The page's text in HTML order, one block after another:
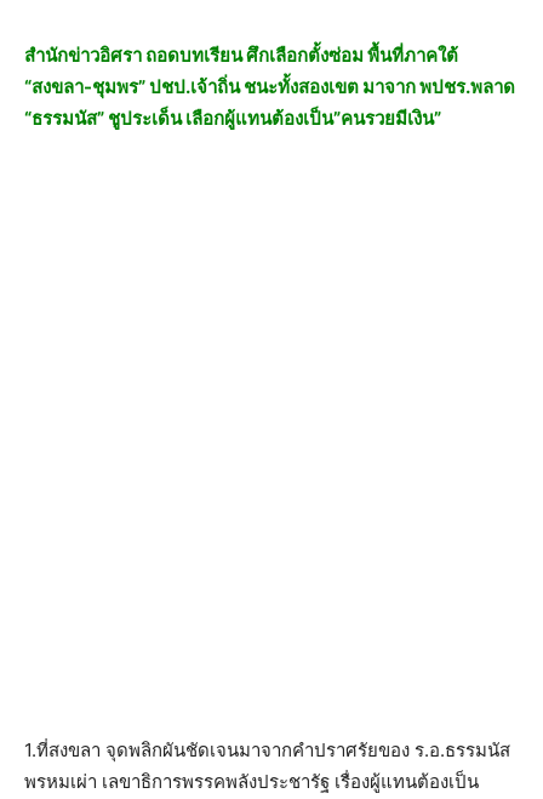
สำนักข่าวอิศรา ถอดบทเรียน ศึกเลือกตั้งซ่อม พื้นที่ภาคใต้
“สงขลา-ชุมพร” ปชป.เจ้าถิ่น ชนะทั้งสองเขต มาจาก พปชร.พลาด
“ธรรมนัส” ชูประเด็น เลือกผู้แทนต้องเป็น”คนรวยมีเงิน”
1.ที่สงขลา จุดพลิกผันชัดเจนมาจากคำปราศรัยของ ร.อ.ธรรมนัส
พรหมเผ่า เลขาธิการพรรคพลังประชารัฐ เรื่องผู้แทนต้องเป็น